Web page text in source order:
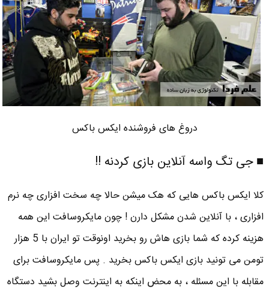
دروغ های فروشنده ایکس باکس
■ جی تگ واسه آنلاین بازی کردنه !!
کلا ایکس باکس هایی که هک میشن حالا چه سخت افزاری چه نرم
افزاری ، با آنلاین شدن مشکل دارن ! چون مایکروسافت این همه
هزینه کرده که شما بازی هاش رو بخرید اونوقت تو ایران با 5 هزار
تومن می تونید بازی ایکس باکس بخرید . پس مایکروسافت برای
مقابله با این مسئله ، به محض اینکه به اینترنت وصل بشید دستگاه